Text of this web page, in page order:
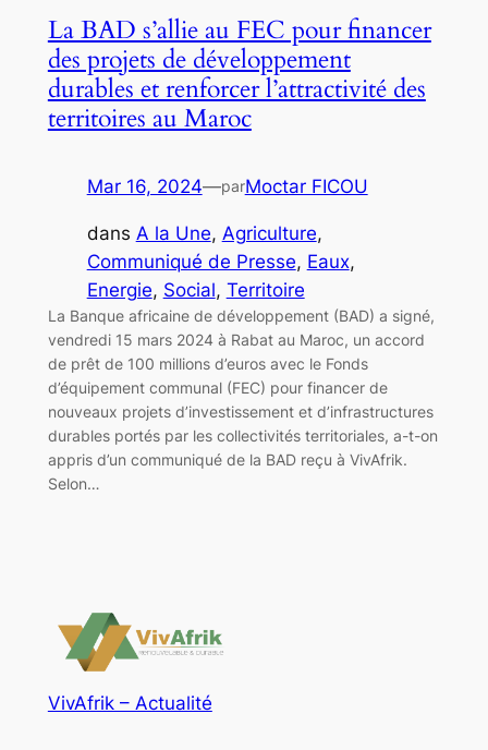
La BAD s’allie au FEC pour financer
des projets de développement
durables et renforcer l’attractivité des
territoires au Maroc
Mar 16, 2024—parMoctar FICOU
dans A la Une, Agriculture
Communiqué de Presse, Eaux
Energie, Social, Territoire
La Banque africaine de développement (BAD) a signé,
vendredi 15 mars 2024 à Rabat au Maroc, un accord
de prêt de 100 millions d’euros avec le Fonds
d’équipement communal (FEC) pour financer de
nouveaux projets d’investissement et d’infrastructures
durables portés par les collectivités territoriales, a-t-on
appris d’un communiqué de la BAD reçu à VivAfrik.
Selon…
VivAfrik – Actualité